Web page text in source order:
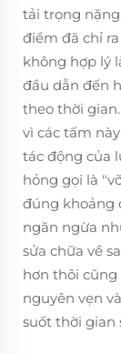
tải trọng
điểm đã chỉ
không hợp lý
đầu dẫn đến
theo thời
vì các tấm
tác động của
hỏng gọi là
đúng khoảng
ngăn ngừa
sửa chữa về
hơn thôi
nguyên vẹn
suốt thời gian